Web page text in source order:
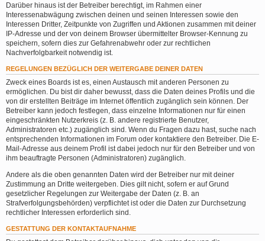
Darüber hinaus ist der Betreiber berechtigt, im Rahmen einer
Interessenabwägung zwischen deinen und seinen Interessen sowie den
Interessen Dritter, Zeitpunkte von Zugriffen und Aktionen zusammen mit deiner
IP-Adresse und der von deinem Browser übermittelter Browser-Kennung zu
speichern, sofern dies zur Gefahrenabwehr oder zur rechtlichen
Nachverfolgbarkeit notwendig ist.
REGELUNGEN BEZÜGLICH DER WEITERGABE DEINER DATEN
Zweck eines Boards ist es, einen Austausch mit anderen Personen zu
ermöglichen. Du bist dir daher bewusst, dass die Daten deines Profils und die
von dir erstellten Beiträge im Internet öffentlich zugänglich sein können. Der
Betreiber kann jedoch festlegen, dass einzelne Informationen nur für einen
eingeschränkten Nutzerkreis (z. B. andere registrierte Benutzer,
Administratoren etc.) zugänglich sind. Wenn du Fragen dazu hast, suche nach
entsprechenden Informationen im Forum oder kontaktiere den Betreiber. Die E-
Mail-Adresse aus deinem Profil ist dabei jedoch nur für den Betreiber und von
ihm beauftragte Personen (Administratoren) zugänglich.
Andere als die oben genannten Daten wird der Betreiber nur mit deiner
Zustimmung an Dritte weitergeben. Dies gilt nicht, sofern er auf Grund
gesetzlicher Regelungen zur Weitergabe der Daten (z. B. an
Strafverfolgungsbehörden) verpflichtet ist oder die Daten zur Durchsetzung
rechtlicher Interessen erforderlich sind.
GESTATTUNG DER KONTAKTAUFNAHME